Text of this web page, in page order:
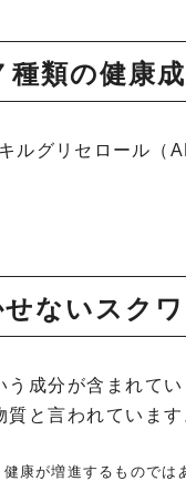
類の健康
ルグリセロール（
ないスク
成分が含まれて
と言われていま
康が増進するものでは